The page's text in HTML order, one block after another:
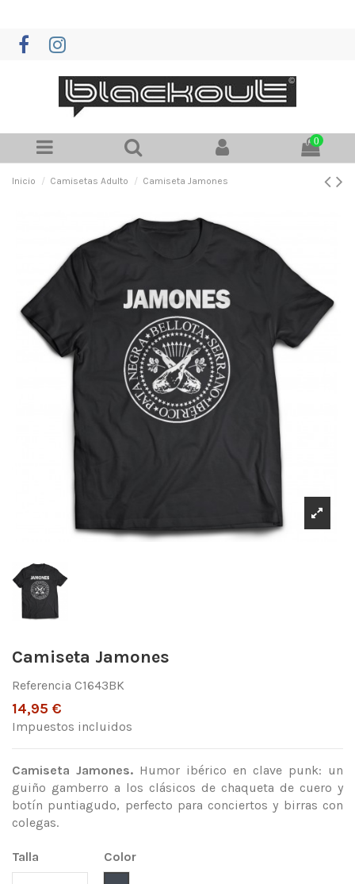
0
Inicio Camisetas Adulto Camiseta Jamones
Camiseta Jamones
Referencia C1643BK
14,95 €
Impuestos incluidos
Camiseta Jamones. Humor ibérico en clave punk: un
guiño gamberro a los clásicos de chaqueta de cuero y
botín puntiagudo, perfecto para conciertos y birras con
colegas.
Talla
Color